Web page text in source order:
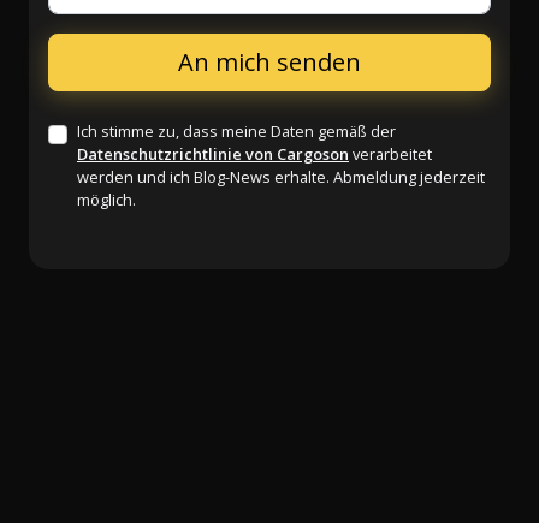
Ich stimme zu, dass meine Daten gemäß der
Datenschutzrichtlinie von Cargoson verarbeitet
werden und ich Blog-News erhalte. Abmeldung jederzeit
möglich.